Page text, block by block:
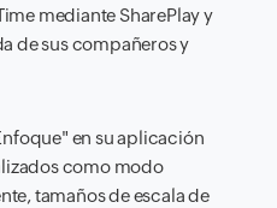
mediante SharePlay y
de sus compañeros y
en su aplicación
como modo
tamaños de escala de